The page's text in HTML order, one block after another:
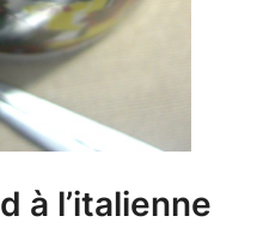
à l’italienne